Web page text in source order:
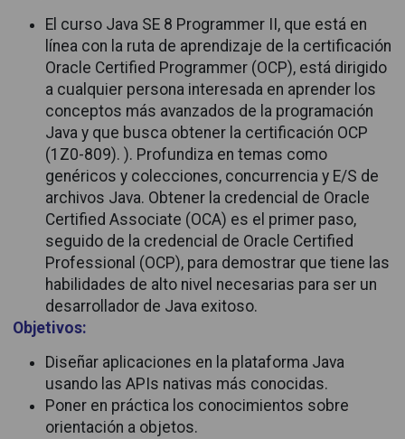
El curso Java SE 8 Programmer II, que está en
línea con la ruta de aprendizaje de la certificación
Oracle Certified Programmer (OCP), está dirigido
a cualquier persona interesada en aprender los
conceptos más avanzados de la programación
Java y que busca obtener la certificación OCP
(1Z0-809). ). Profundiza en temas como
genéricos y colecciones, concurrencia y E/S de
archivos Java. Obtener la credencial de Oracle
Certified Associate (OCA) es el primer paso,
seguido de la credencial de Oracle Certified
Professional (OCP), para demostrar que tiene las
habilidades de alto nivel necesarias para ser un
desarrollador de Java exitoso.
Objetivos:
Diseñar aplicaciones en la plataforma Java
usando las APIs nativas más conocidas.
Poner en práctica los conocimientos sobre
orientación a objetos.